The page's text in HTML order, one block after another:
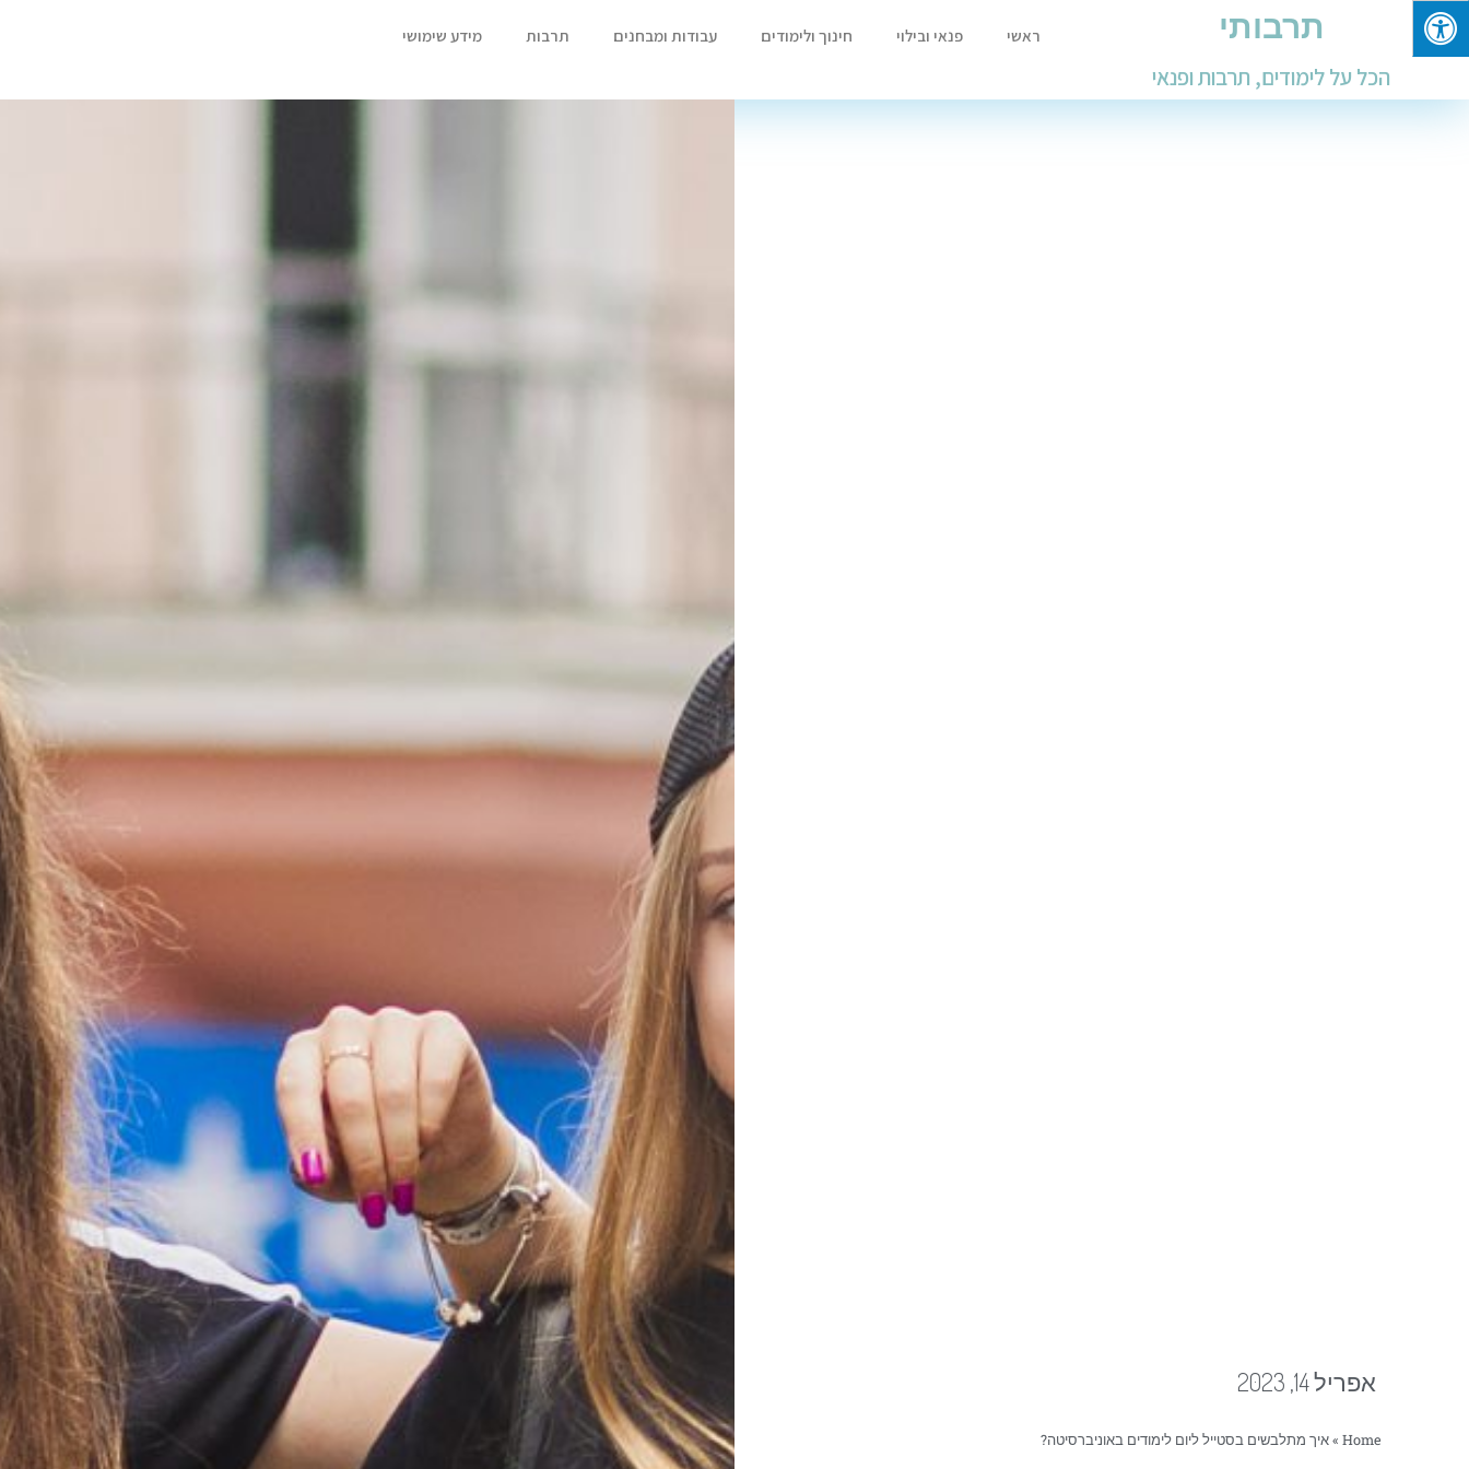
תרבותי
הכל על לימודים, תרבות ופנאי
ראשי פנאי ובילוי חינוך ולימודים עבודות ומבחנים תרבות מידע שימושי
אפריל 14, 2023
Home
»איך מתלבשים בסטייל ליום לימודים באוניברסיטה?